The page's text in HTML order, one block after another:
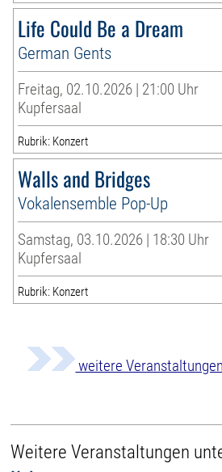
Life Could Be a Dream
German Gents
Freitag, 02.10.2026 | 21:00 Uhr
Kupfersaal
Rubrik: Konzert
Walls and Bridges
Vokalensemble Pop-Up
Samstag, 03.10.2026 | 18:30 Uhr
Kupfersaal
Rubrik: Konzert
weitere Veranstaltungen
Weitere Veranstaltungen